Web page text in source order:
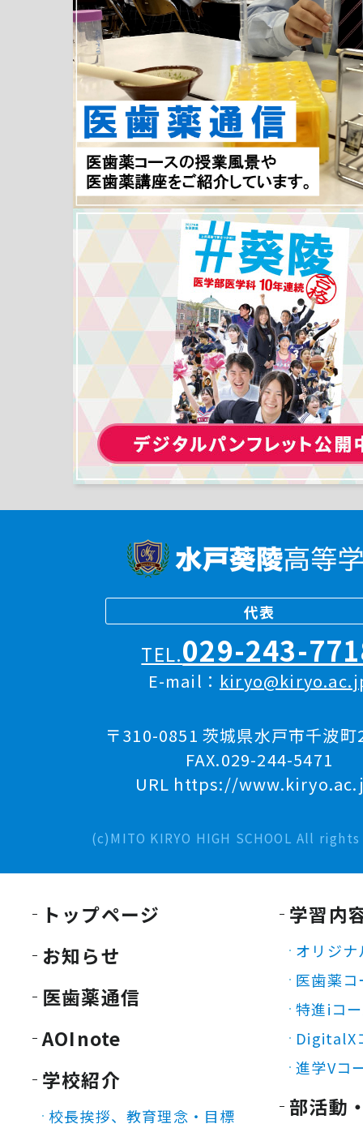
代表
TEL.029-243-
E-mail：
〒310-0851 茨城県水戸市千波
FAX.029-244-5471
URL https://
(c)MITO KIRYO HIGH SCHOOL All
トップページ
お知らせ
医歯薬通信
AOInote
学校紹介
校長挨拶、教育理念・目標
学習内
オリジ
医歯薬コ
特進iコ
DigitalX
進学Vコ
部活動